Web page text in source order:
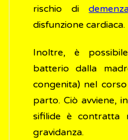
rischio di
disfunzione cardiaca.
Inoltre, è
batterio dalla
congenita) nel
parto. Ciò avviene,
sifilide è contratta
gravidanza.